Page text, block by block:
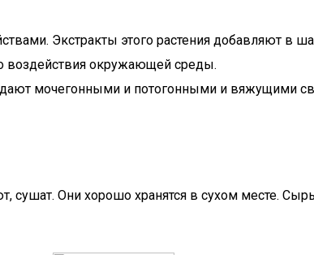
Экстракты этого растения добавляют в
воздействия окружающей среды.
мочегонными и потогонными и вяжущими
сушат. Они хорошо хранятся в сухом месте.